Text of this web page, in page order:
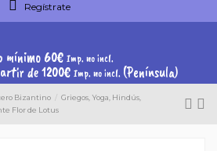
Regístrate
mínimo 60€ Imp. no incl.
de 1200€ Imp. no incl. (Península)
Bizantino
Griegos, Yoga, Hindús,
Flor de Lotus